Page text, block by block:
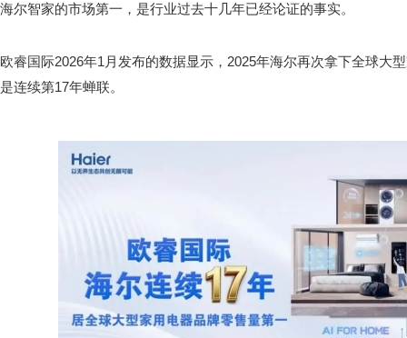
海尔智家的市场第一，是行业过去十几年已经论证的事实。
欧睿国际2026年1月发布的数据显示，2025年海尔再次拿下全球大
是连续第17年蝉联。